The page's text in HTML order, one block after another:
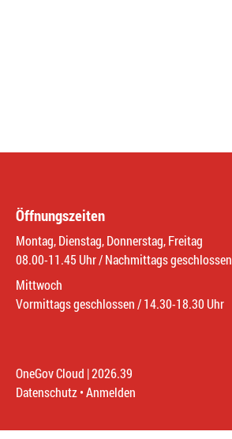
Öffnungszeiten
Montag, Dienstag, Donnerstag, Freitag
08.00-11.45 Uhr / Nachmittags geschlossen
Mittwoch
Vormittags geschlossen / 14.30-18.30 Uhr
OneGov Cloud (External Link)
|2026.39
Datenschutz (External Link)
Anmelden